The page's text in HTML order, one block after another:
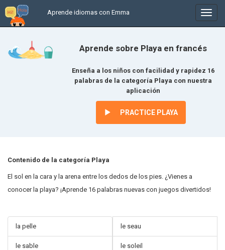
In
/
Aprende idiomas con Emma
Aprende sobre Playa en francés
Enseña a los niños con facilidad y rapidez 16
palabras de la categoría Playa con nuestra
aplicación
PRACTICE PLAYA
Contenido de la categoría Playa
El sol en la cara y la arena entre los dedos de los pies. ¿Vienes a
conocer la playa? ¡Aprende 16 palabras nuevas con juegos divertidos!
la pelle le seau
le sable le soleil